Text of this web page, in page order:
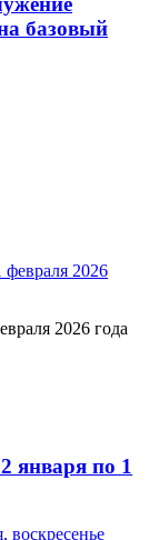
базовый
2026 года
января по 1